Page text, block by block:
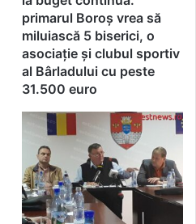
primarul Boroș vrea să
miluiască 5 biserici, o
asociație și clubul sportiv
al Bârladului cu peste
31.500 euro